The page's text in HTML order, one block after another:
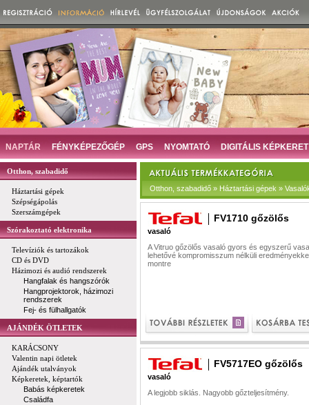
NAPTÁR FÉNYKÉPEZŐGÉP GPS NYOMTATÓ DIGITÁLIS KÉPKERET
Otthon, szabadidő
Háztartási gépek
Szépségápolás
Szerszámgépek
Szórakoztató elektronika
Televíziók és tartozákok
CD és DVD
Házimozi és audió rendszerek
Hangfalak és hangszórók
Hangprojektorok, házimozi
rendszerek
Fej- és fülhallgatók
AJÁNDÉK ÖTLETEK
KARÁCSONY
Valentin napi ötletek
Ajándék utalványok
Képkeretek, képtartók
Babás képkeretek
Családfa
Otthon, szabadidő » Háztartási gépek »
FV1710 gőzölős
vasaló
A Vitruo gőzölős vasaló gyors és egyszerű
lehetővé kompromisszum nélküli
montre
FV5717EO gőzölős
vasaló
A legjobb siklás. Nagyobb gőzteljesítmény.